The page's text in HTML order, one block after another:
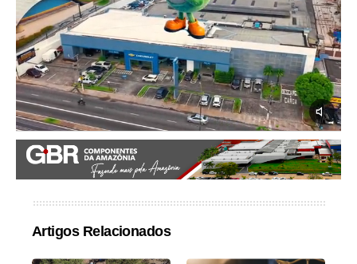
Artigos Relacionados